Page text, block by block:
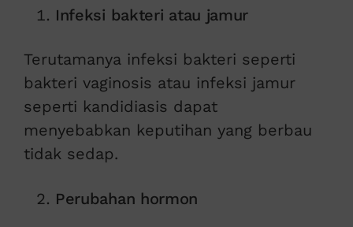
Infeksi bakteri atau jamur
Terutamanya infeksi bakteri seperti
bakteri vaginosis atau infeksi jamur
seperti kandidiasis dapat
menyebabkan keputihan yang berbau
tidak sedap.
Perubahan hormon